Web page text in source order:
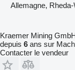
Allemagne,
Kraemer Mining
depuis 6 ans sur
Contacter le vendeur